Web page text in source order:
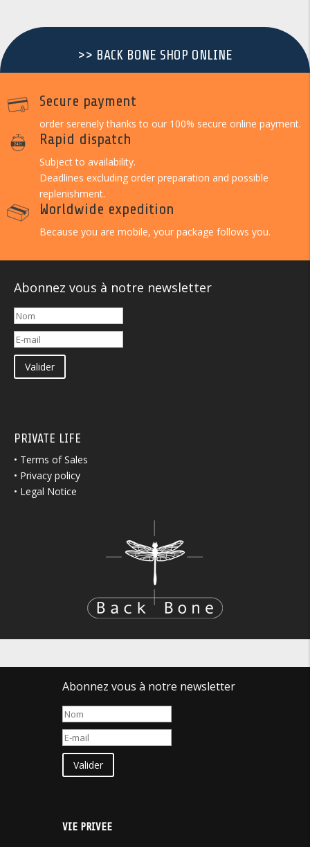
>> BACK BONE SHOP ONLINE
Secure payment
order serenely thanks to our 100% secure online payment.
Rapid dispatch
Subject to availability.
Deadlines excluding order preparation and possible
replenishment.
Worldwide expedition
Because you are mobile, your package follows you.
Abonnez vous à notre newsletter
Valider
PRIVATE LIFE
• Terms of Sales
• Privacy policy
• Legal Notice
Abonnez vous à notre newsletter
Valider
VIE PRIVEE